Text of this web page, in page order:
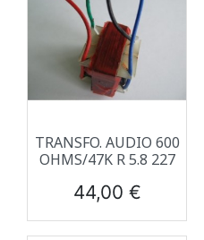
TRANSFO. AUDIO 600
OHMS/47K R 5.8 227
Prix
44,00 €